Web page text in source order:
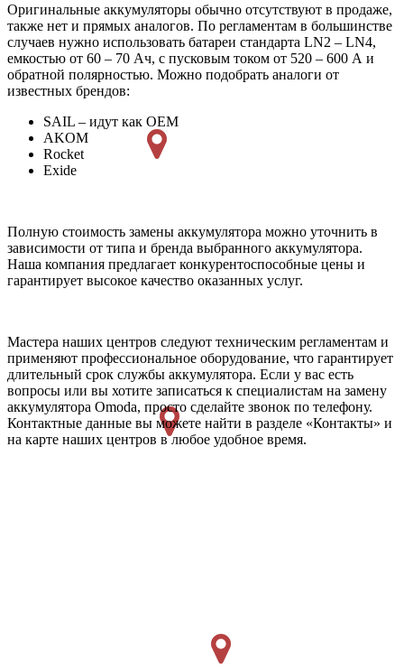
Оригинальные аккумуляторы обычно отсутствуют в продаже,
также нет и прямых аналогов. По регламентам в большинстве
случаев нужно использовать батареи стандарта LN2 – LN4,
емкостью от 60 – 70 Ач, с пусковым током от 520 – 600 А и
обратной полярностью. Можно подобрать аналоги от
известных брендов:
SAIL – идут как OEM
AKOM
Roсket
Exide
Полную стоимость замены аккумулятора можно уточнить в
зависимости от типа и бренда выбранного аккумулятора.
Наша компания предлагает конкурентоспособные цены и
гарантирует высокое качество оказанных услуг.
Мастера наших центров следуют техническим регламентам и
применяют профессиональное оборудование, что гарантирует
длительный срок службы аккумулятора. Если у вас есть
вопросы или вы хотите записаться к специалистам на замену
аккумулятора Omoda, просто сделайте звонок по телефону.
Контактные данные вы можете найти в разделе «Контакты» и
на карте наших центров в любое удобное время.